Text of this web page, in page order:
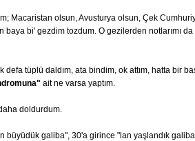
Macaristan olsun, Avusturya olsun, Çek
bi' gezdim tozdum. O gezilerden notlarımı
defa tüplü daldım, ata bindim, ok attım, hatta bir
ait ne varsa yaptım.
doldurdum.
büyüdük galiba", 30'a girince "lan yaşlandık